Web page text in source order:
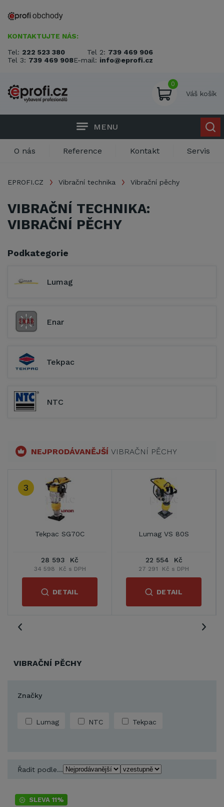
KONTAKTUJTE NÁS:
Tel: 222 523 380 Tel 2: 739 469 906
Tel 3: 739 469 908E-mail: info@eprofi.cz
0
Váš košík
MENU
O nás Reference Kontakt Servis
EPROFI.CZ Vibrační technika Vibrační pěchy
VIBRAČNÍ TECHNIKA:
VIBRAČNÍ PĚCHY
Podkategorie
Lumag
Enar
Tekpac
NTC
NEJPRODÁVANĚJŠÍ VIBRAČNÍ PĚCHY
3
Tekpac SG70C
28 593 Kč
34 598 Kč s DPH
DETAIL
Lumag VS 80S
22 554 Kč
27 291 Kč s DPH
DETAIL
VIBRAČNÍ PĚCHY
Značky
Lumag NTC Tekpac
Řadit podle...
SLEVA 11%